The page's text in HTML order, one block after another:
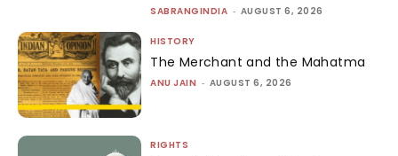
SABRANGINDIA - AUGUST 6, 2026
HISTORY
The Merchant and the Mahatma
ANU JAIN - AUGUST 6, 2026
RIGHTS